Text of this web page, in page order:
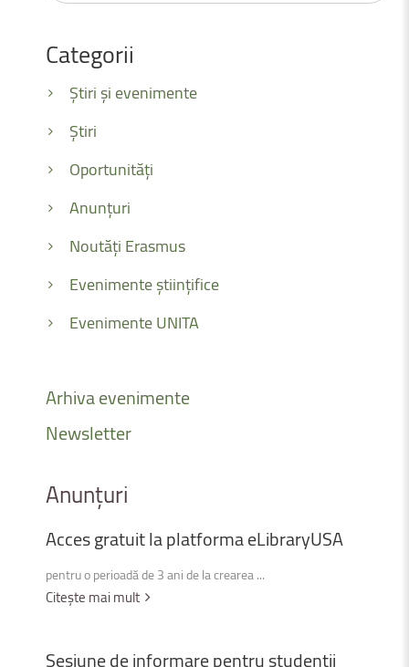
Categorii
Știri și evenimente
Știri
Oportunități
Anunțuri
Noutăți Erasmus
Evenimente științifice
Evenimente UNITA
Arhivaevenimente
Newsletter
Anunțuri
AccesgratuitlaplatformaeLibraryUSA
pentru o perioadă de 3 ani de la crearea ...
Citește mai mult
Sesiunedeinformarepentrustudenții